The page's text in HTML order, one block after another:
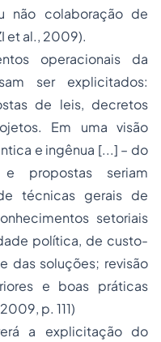
não colaboração de
et al., 2009).
operacionais da
ser explicitados:
de leis, decretos
Em uma visão
e ingênua [...] – do
propostas seriam
técnicas gerais de
setoriais
política, de custo-
das soluções; revisão
e boas práticas
p. 111)
a explicitação do